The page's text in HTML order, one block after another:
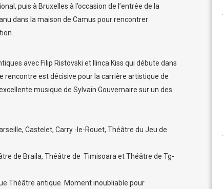
puis à Bruxelles à l’occasion de l’entrée de la
dans la maison de Camus pour rencontrer
avec Filip Ristovski et Ilinca Kiss qui débute dans
rencontre est décisive pour la carrière artistique de
musique de Sylvain Gouvernaire sur un des
Castelet, Carry -le-Rouet, Théâtre du Jeu de
de Braila, Théâtre de Timisoara et Théâtre de Tg-
Théâtre antique. Moment inoubliable pour